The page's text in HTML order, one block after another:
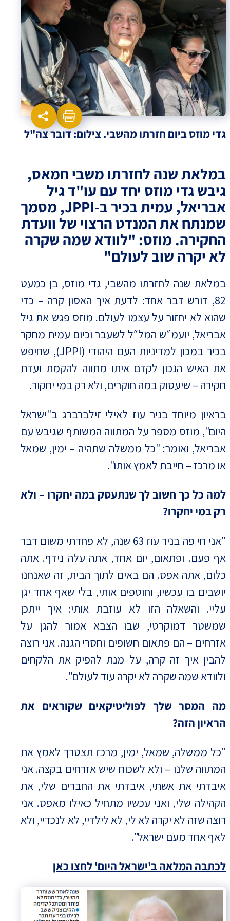
גדי מוזס ביום חזרתו מהשבי. צילום: דובר צה"ל
במלאת שנה לחזרתו משבי חמאס,
גיבש גדי מוזס יחד עם עו"ד גיל
אבריאל, עמית בכיר ב-JPPI, מסמך
שמנתח את המנדט הרצוי של וועדת
החקירה. מוזס: "לוודא שמה שקרה
לא יקרה שוב לעולם"
במלאת שנה לחזרתו מהשבי, גדי מוזס, בן כמעט
82, דורש דבר אחד: לדעת איך האסון קרה – כדי
שהוא לא יחזור על עצמו לעולם. מוזס פגש את גיל
אבריאל, יועמ״ש המל״ל לשעבר וכיום עמית מחקר
בכיר במכון למדיניות העם היהודי (JPPI), שחיפש
את האיש הנכון לקדם איתו מתווה להקמת ועדת
חקירה – שיעסוק במה חוקרים, ולא רק במי יחקור.
בראיון מיוחד בניר עוז לאילי זילברברג ב"ישראל
היום", מוזס מספר על המתווה המשותף שגיבש עם
אבריאל, ואומר: "כל ממשלה שתהיה – ימין, שמאל
או מרכז – חייבת לאמץ אותו".
למה כל כך חשוב לך שנתעסק במה יחקרו – ולא
רק במי יחקרו?
"אני חי פה בניר עוז 63 שנה, לא פחדתי משום דבר
אף פעם. ופתאום, יום אחד, אתה עלה נידף. אתה
כלום, אתה אפס. הם באים לתוך הבית, זה שאנחנו
יושבים בו עכשיו, וחוטפים אותי, בלי שאף אחד יגן
עליי. והשאלה הזו לא עוזבת אותי: איך ייתכן
שמשטר דמוקרטי, שבו הצבא אמור להגן על
אזרחים – הם פתאום חשופים וחסרי הגנה. אני רוצה
להבין איך זה קרה, על מנת להפיק את הלקחים
ולוודא שמה שקרה לא יקרה עוד לעולם".
מה המסר שלך לפוליטיקאים שקוראים את
הראיון הזה?
"כל ממשלה, שמאל, ימין, מרכז תצטרך לאמץ את
המתווה שלנו – ולא לשכוח שיש אזרחים בקצה. אני
איבדתי את אשתי, איבדתי את החברים שלי, את
הקהילה שלי, ואני עכשיו מתחיל כאילו מאפס. אני
רוצה שזה לא יקרה לא לי, לא לילדיי, לא לנכדיי, ולא
לאף אחד מעם ישראל".
לכתבה המלאה ב'ישראל היום' לחצו כאן